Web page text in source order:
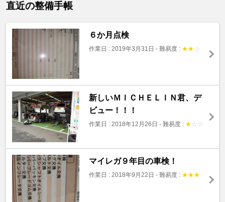
直近の整備手帳
６か月点検
作業日 : 2019年3月31日 - 難易度 : ★★ ☆
新しいＭＩＣＨＥＬＩＮ君、デ
ビュー！！！
作業日 : 2018年12月26日 - 難易度 : ★ ☆ ☆
マイレガ９年目の車検！
作業日 : 2018年9月22日 - 難易度 : ★★★